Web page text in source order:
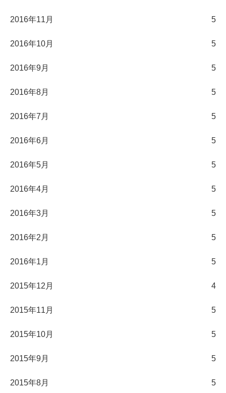
2016年11月 5
2016年10月 5
2016年9月 5
2016年8月 5
2016年7月 5
2016年6月 5
2016年5月 5
2016年4月 5
2016年3月 5
2016年2月 5
2016年1月 5
2015年12月 4
2015年11月 5
2015年10月 5
2015年9月 5
2015年8月 5